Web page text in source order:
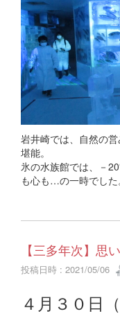
岩井崎では、自然の
堪能。
氷の水族館では、－
も心も…の一時でした。
【三多年次】思
投稿日時 : 2021/05/06
４月３０日（